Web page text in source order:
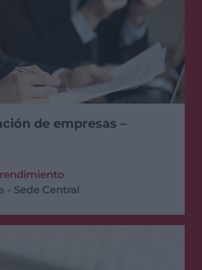
de empresas –
- Sede Central